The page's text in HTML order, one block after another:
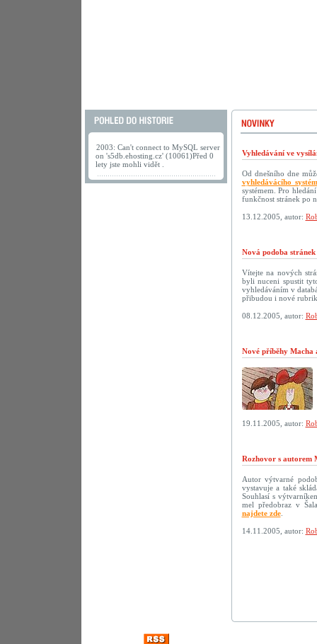
2003: Can't connect to MySQL server
on 's5db.ehosting.cz' (10061)Před 0
lety jste mohli vidět .
Vyhledávání ve
Od dnešního dne
vyhledávácího
systémem. Pro
funkčnost stránek po
13.12.2005, autor:
Nová podoba
Vítejte na nových
byli nuceni spustit
vyhledáváním v
přibudou i nové
08.12.2005, autor:
Nové příběhy Macha
19.11.2005, autor:
Rozhovor s autorem
Autor výtvarné
vystavuje a také
Souhlasí s
mel předobraz v
najdete zde.
14.11.2005, autor: